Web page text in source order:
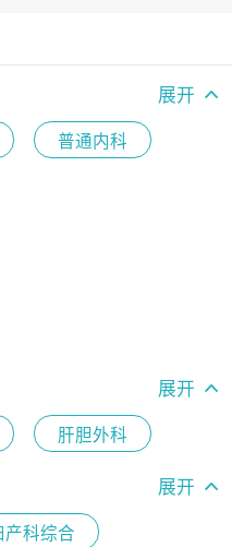
展开
普通内科
展开
肝胆外科
展开
产科综合